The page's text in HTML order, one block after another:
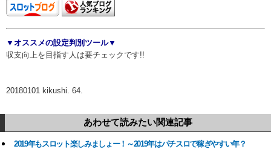
▼オススメの設定判別ツール▼
収支向上を目指す人は要チェックです!!
20180101 kikushi. 64.
あわせて読みたい関連記事
2019年もスロット楽しみましょー！～2019年はパチスロで稼ぎやすい年？